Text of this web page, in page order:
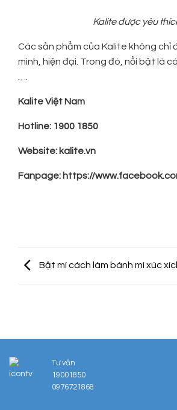
Kalite được yêu
Các sản phẩm của Kalite không chỉ
minh, hiện đại. Trong đó, nổi bật là
Kalite Việt Nam
Hotline: 1900 1850
Website: kalite.vn
Fanpage: https://
Bật mí cách làm bánh mì xúc
Tư vấn
19001850
0976721868